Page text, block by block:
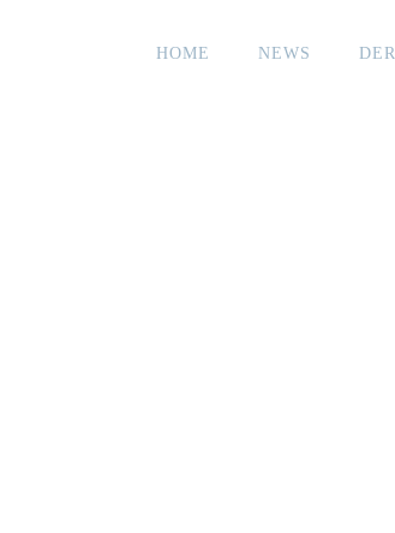
HOME NEWS